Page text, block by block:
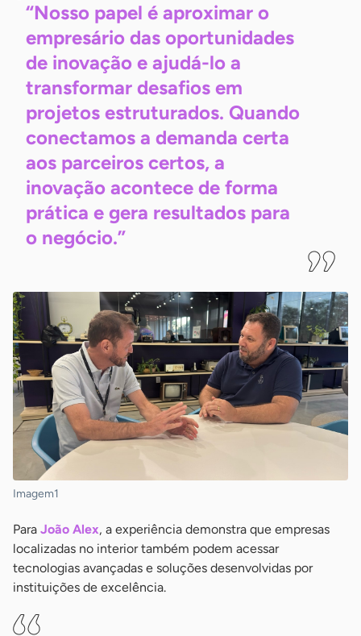
“Nosso papel é aproximar o
empresário das oportunidades
de inovação e ajudá-lo a
transformar desafios em
projetos estruturados. Quando
conectamos a demanda certa
aos parceiros certos, a
inovação acontece de forma
prática e gera resultados para
o negócio.”
Imagem1
Para João Alex, a experiência demonstra que empresas
localizadas no interior também podem acessar
tecnologias avançadas e soluções desenvolvidas por
instituições de excelência.